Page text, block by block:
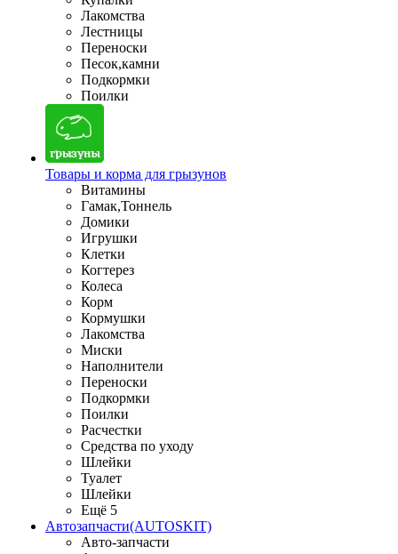
Лакомства
Лестницы
Переноски
Песок,камни
Подкормки
Поилки
Товары и корма для грызунов
Витамины
Гамак,Тоннель
Домики
Игрушки
Клетки
Когтерез
Колеса
Корм
Кормушки
Лакомства
Миски
Наполнители
Переноски
Подкормки
Поилки
Расчестки
Средства по уходу
Шлейки
Туалет
Шлейки
Ещё 5
Автозапчасти(AUTOSKIT)
Авто-запчасти